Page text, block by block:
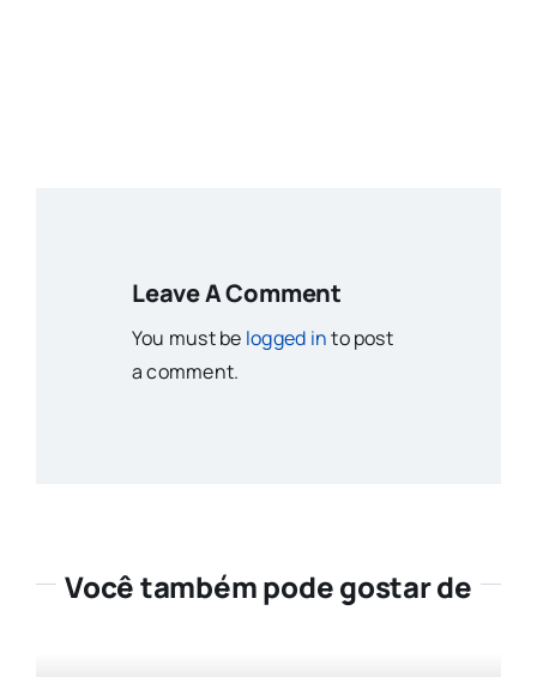
Leave A Comment
You must be logged into post
a comment.
Você também pode gostar de